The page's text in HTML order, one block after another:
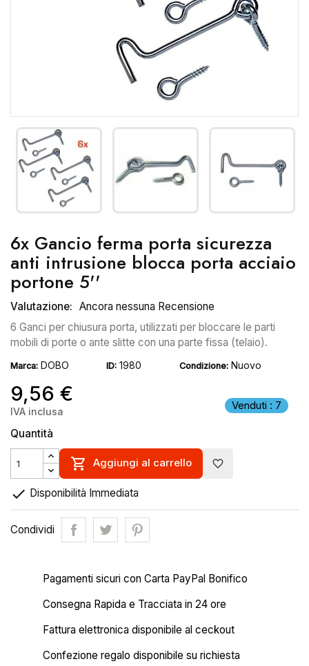
6x Gancio ferma porta sicurezza
anti intrusione blocca porta acciaio
portone 5''
Valutazione: Ancora nessuna Recensione
6 Ganci per chiusura porta, utilizzati per bloccare le parti
mobili di porte o ante slitte con una parte fissa (telaio).
Marca: DOBO ID: 1980 Condizione: Nuovo
9,56 € Venduti : 7
IVA inclusa
Quantità
 Aggiungi al carrello favorite_border
 Disponibilità Immediata
Condividi
Pagamenti sicuri con Carta PayPal Bonifico
Consegna Rapida e Tracciata in 24 ore
Fattura elettronica disponibile al ceckout
Confezione regalo disponibile su richiesta